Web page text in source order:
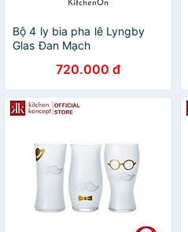
Bộ 4 ly bia pha lê Lyngby
Glas Đan Mạch
720.000 đ